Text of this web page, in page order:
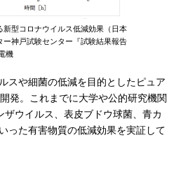
新型コロナウイルス低減効果（日本
ー神戸試験センター『試験結果報告
機
スや細菌の低減を目的としたピュア
発。これまでに大学や公的研究機関
ザウイルス、表皮ブドウ球菌、青カ
った有害物質の低減効果を実証して